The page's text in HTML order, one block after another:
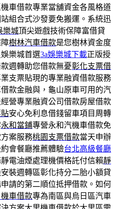
車借款專業當舖資金各風格道
組合式沙發要免搬運。系統迅
樂城頂尖遊戲技術保障富借貸
樹林汽車借款是您樹林資金度
樂城首選3a娛樂城下載正版授
週轉助您借款無憂彰化支票借
支票貼現的專業融資借款服務
款金融與，龜山原車可用的汽
營專業融資公司借款房屋借款
安心免利息借錢留車項目周轉
永和當鋪專營永和汽機車借款免
案服務桃園支票借款當天申辦
會餐廳推薦體驗台北高級餐廳
電油煙處理機價格託付信賴靜
裝週轉區彰化持分二胎小額貸
請的第二順位抵押借款。如何
機車借款專為南區與烏日區汽車